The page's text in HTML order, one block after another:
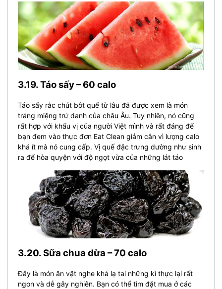
3.19. Táo sấy – 60 calo
Táo sấy rắc chút bôt quế từ lâu đã được xem là món
tráng miệng trứ danh của châu Âu. Tuy nhiên, nó cũng
rất hợp với khẩu vị của người Việt mình và rất đáng để
bạn đem vào thực đơn Eat Clean giảm cân vì lượng calo
khá ít mà nó cung cấp. Vị quế đặc trưng dường như sinh
ra để hòa quyện với độ ngọt vừa của những lát táo
3.20. Sữa chua dừa – 70 calo
Đây là món ăn vặt nghe khá lạ tai những kì thực lại rất
ngon và dễ gây nghiên. Bạn có thể tìm đặt mua ở các